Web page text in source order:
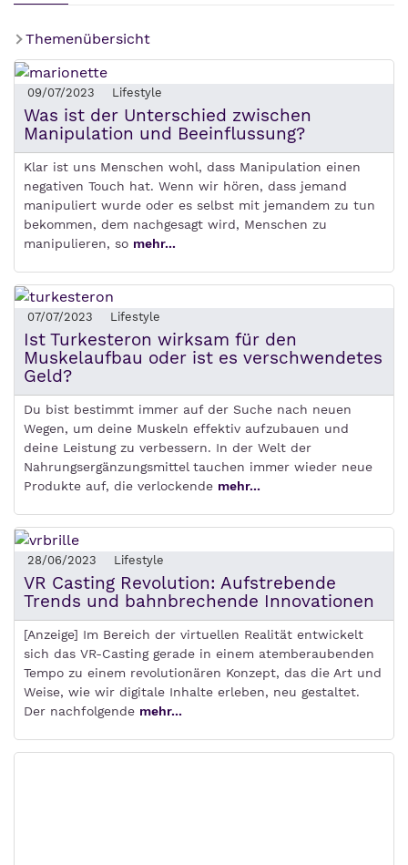
Themenübersicht
09/07/2023 Lifestyle
Was ist der Unterschied zwischen
Manipulation und Beeinflussung?
Klar ist uns Menschen wohl, dass Manipulation einen
negativen Touch hat. Wenn wir hören, dass jemand
manipuliert wurde oder es selbst mit jemandem zu tun
bekommen, dem nachgesagt wird, Menschen zu
manipulieren, so mehr...
07/07/2023 Lifestyle
Ist Turkesteron wirksam für den
Muskelaufbau oder ist es verschwendetes
Geld?
Du bist bestimmt immer auf der Suche nach neuen
Wegen, um deine Muskeln effektiv aufzubauen und
deine Leistung zu verbessern. In der Welt der
Nahrungsergänzungsmittel tauchen immer wieder neue
Produkte auf, die verlockende mehr...
28/06/2023 Lifestyle
VR Casting Revolution: Aufstrebende
Trends und bahnbrechende Innovationen
[Anzeige] Im Bereich der virtuellen Realität entwickelt
sich das VR-Casting gerade in einem atemberaubenden
Tempo zu einem revolutionären Konzept, das die Art und
Weise, wie wir digitale Inhalte erleben, neu gestaltet.
Der nachfolgende mehr...